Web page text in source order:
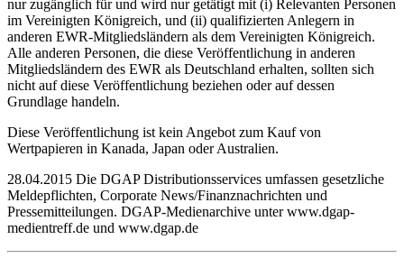
nur zugänglich für und wird nur getätigt mit (i) Relevanten Personen
im Vereinigten Königreich, und (ii) qualifizierten Anlegern in
anderen EWR-Mitgliedsländern als dem Vereinigten Königreich.
Alle anderen Personen, die diese Veröffentlichung in anderen
Mitgliedsländern des EWR als Deutschland erhalten, sollten sich
nicht auf diese Veröffentlichung beziehen oder auf dessen
Grundlage handeln.
Diese Veröffentlichung ist kein Angebot zum Kauf von
Wertpapieren in Kanada, Japan oder Australien.
28.04.2015 Die DGAP Distributionsservices umfassen gesetzliche
Meldepflichten, Corporate News/Finanznachrichten und
Pressemitteilungen. DGAP-Medienarchive unter www.dgap-
medientreff.de und www.dgap.de